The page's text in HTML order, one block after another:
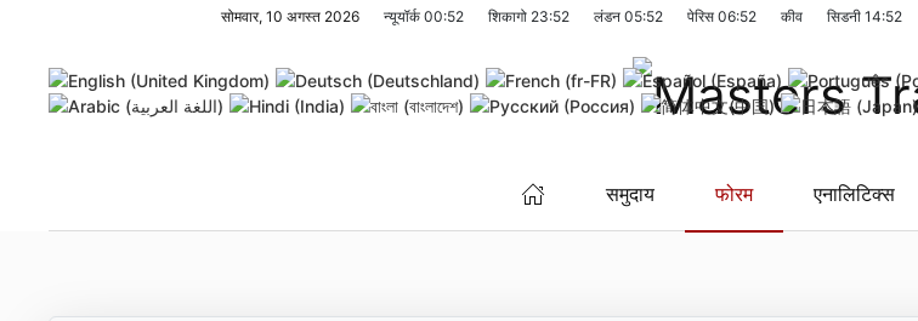
सोमवार, 10 अगस्त 2026 न्यूयॉर्क 00:52 शिकागो 23:52 लंडन 05:52 पेरिस 06:52 कीव सिडनी 14:52
समुदाय फोरम एनालिटिक्स